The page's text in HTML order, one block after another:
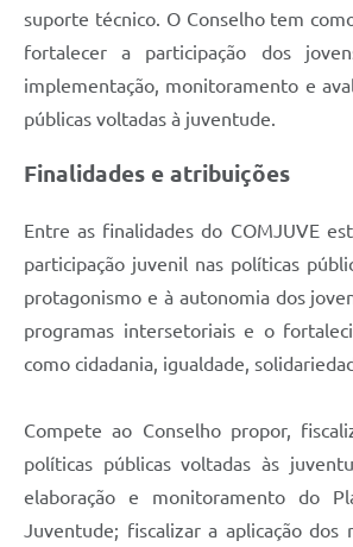
Carta de Serviços
Turismo
Links
Telefones Úteis
Enquete
Agenda
suporte técnico. O Conselho tem
fortalecer a participação dos
implementação, monitoramento e
públicas voltadas à juventude.
Finalidades e atribuições
Entre as finalidades do COMJUVE
participação juvenil nas políticas
protagonismo e à autonomia dos
programas intersetoriais e o
como cidadania, igualdade,
Compete ao Conselho propor,
políticas públicas voltadas às
elaboração e monitoramento do
Juventude; fiscalizar a aplicação dos